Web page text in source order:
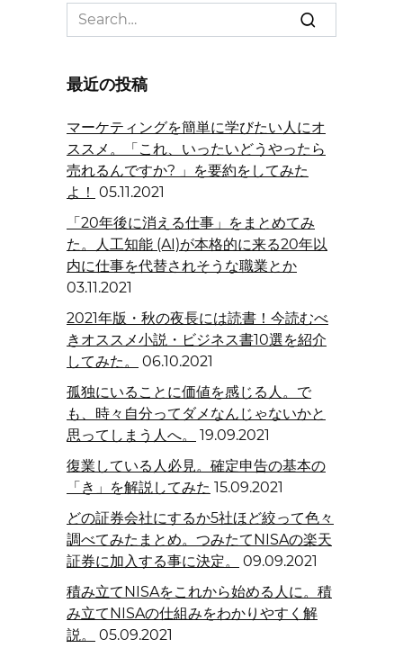
Search
for:
最近の投稿
マーケティングを簡単に学びたい人にオ
ススメ。「これ、いったいどうやったら
売れるんですか? 」を要約をしてみた
よ！ 05.11.2021
「20年後に消える仕事」をまとめてみ
た。人工知能 (AI)が本格的に来る20年以
内に仕事を代替されそうな職業とか
03.11.2021
2021年版・秋の夜長には読書！今読むべ
きオススメ小説・ビジネス書10選を紹介
してみた。
06.10.2021
孤独にいることに価値を感じる人。で
も、時々自分ってダメなんじゃないかと
思ってしまう人へ。
19.09.2021
復業している人必見。確定申告の基本の
「き」を解説してみた 15.09.2021
どの証券会社にするか5社ほど絞って色々
調べてみたまとめ。つみたてNISAの楽天
証券に加入する事に決定。
09.09.2021
積み立てNISAをこれから始める人に。積
み立てNISAの仕組みをわかりやすく解
説。
05.09.2021